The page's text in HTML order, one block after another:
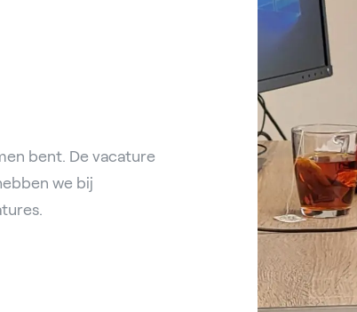
bent. De vacature
we bij